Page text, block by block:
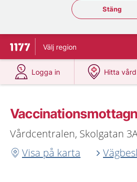
Stäng
Stäng
Till startsidan för 1177
Välj region
Logga in
på 1177.se
Hitta vård
på
Vårdcentralen, Skolgatan
Visa på karta